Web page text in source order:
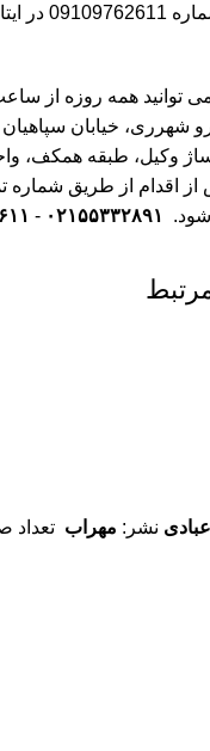
آدرس مقصد را
شهرری، خیابان سپاهیان
وکیل، طبقه همکف،
اقدام از طریق شماره
شود.
۰۲۱۵۵۳۳۲۸۹۱ -
عبادی نشر: مهراب تعداد